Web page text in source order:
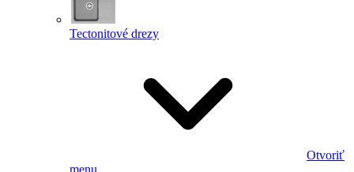
Tectonitové drezy
Otvoriť
menu